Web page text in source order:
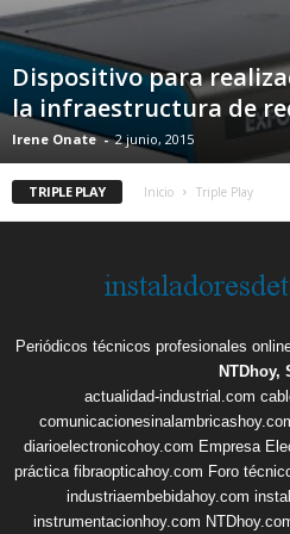
Dispositivo para
la infraestructura de
Irene Onate - 2 junio, 2015
TRIPLE PLAY Inicio Triple Play
Periódicos técnicos profesionales
NTDhoy,
actualidad-industrial.com
diarioelectronicohoy.com Empresa
práctica fibraopticahoy.com Foro
industriaembebidahoy.com
instrumentacionhoy.com